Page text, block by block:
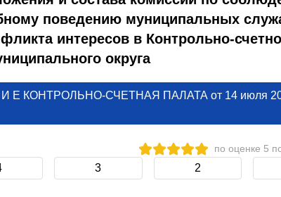
поведению муниципальных
интересов в Контрольно-
округа
Е КОНТРОЛЬНО-СЧЕТНАЯ ПАЛАТА от 14 июля
по оценке 5
3 2